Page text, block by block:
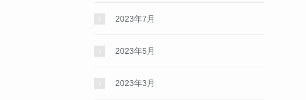
2023年7月
2023年5月
2023年3月